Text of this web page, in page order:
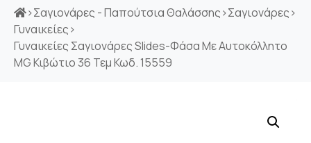
>Σαγιονάρες - Παπούτσια Θαλάσσης>Σαγιονάρες>
Γυναικείες>
Γυναικείες Σαγιονάρες Slides-Φάσα Με Αυτοκόλλητο
MG Κιβώτιο 36 Τεμ Κωδ. 15559